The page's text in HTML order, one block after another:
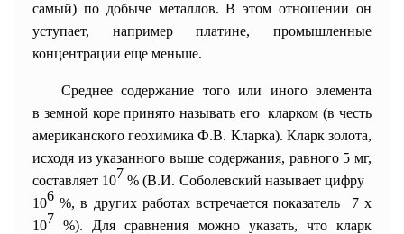
самый) по добыче металлов. В этом отношении он
уступает, например платине, промышленные
концентрации еще меньше.
Среднее содержание того или иного элемента
в земной коре принято называть его кларком (в честь
американского геохимика Ф.В. Кларка). Кларк золота,
исходя из указанного выше содержания, равного 5 мг,
составляет 107% (В.И. Соболевский называет цифру
106%, в других работах встречается показатель 7 х
107%). Для сравнения можно указать, что кларк